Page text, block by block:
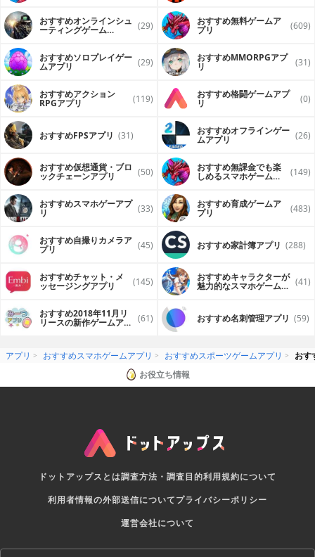
おすすめオンラインシュ
ーティングゲーム (29) おすすめ無料ゲームア
プリ (609)
おすすめソロプレイゲー
ムアプリ (29) おすすめ MMORPGアプ
リ (31)
おすすめアクション
RPGアプリ (119) おすすめ格闘ゲームアプ
リ (0)
おすすめFPSアプリ (31) おすすめオフラインゲー
ムアプリ (26)
おすすめ仮想通貨・ブロ
ックチェーンアプリ (50) おすすめ無課金でも楽
しめるスマホゲームア (149)
おすすめスマホゲーアプ
リ (33) おすすめ育成ゲームア
プリ (483)
おすすめ自撮りカメラア
プリ (45) おすすめ家計簿アプリ (288)
おすすめチャット・メ
ッセージングアプリ (145) おすすめキャラクターが
魅力的なスマホゲームア (41)
おすすめ2018年11月リ
リースの新作ゲームアプ (61) おすすめ名刺管理アプリ (59)
アプリ おすすめスマホゲームアプリ おすすめスポーツゲームアプリ
おす
お役立ち情報
ドットアップスとは調査方法・調査目的利用規約について
利用者情報の外部送信についてプライバシーポリシー
運営会社について